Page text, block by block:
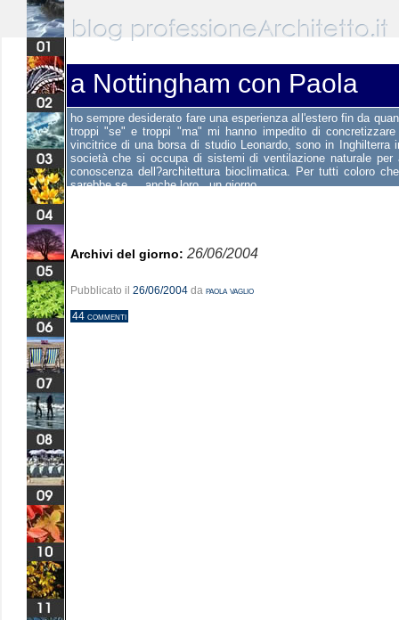
a Nottingham con Paola
Archivi del giorno: 26/06/2004
Pubblicato il 26/06/2004 da paola vaglio
44 commenti
ho sempre desiderato fare una esperienza all'estero fin da
troppi "se" e troppi "ma" mi hanno impedito di
vincitrice di una borsa di studio Leonardo, sono in Inghilterra
società che si occupa di sistemi di ventilazione naturale per
conoscenza dell?architettura bioclimatica. Per tutti coloro
sarebbe se ....anche loro ..un giorno....